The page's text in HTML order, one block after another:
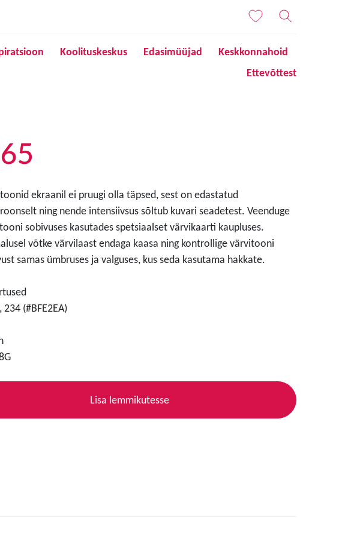
Koolituskeskus Edasimüüjad
Keskkonnahoid
Ettevõttest
ekraanil ei pruugi olla täpsed, sest on edastatud
ning nende intensiivsus sõltub kuvari seadetest. Veenduge
sobivuses kasutades spetsiaalset värvikaarti kaupluses.
võtke värvilaast endaga kaasa ning kontrollige värvitooni
samas ümbruses ja valguses, kus seda kasutama hakkate.
234 (#BFE2EA)
Lisa lemmikutesse